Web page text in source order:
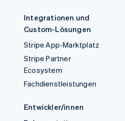
Integrationen und
Custom-Lösungen
Stripe App-Marktplatz
Stripe Partner
Ecosystem
Fachdienstleistungen
Entwickler/innen